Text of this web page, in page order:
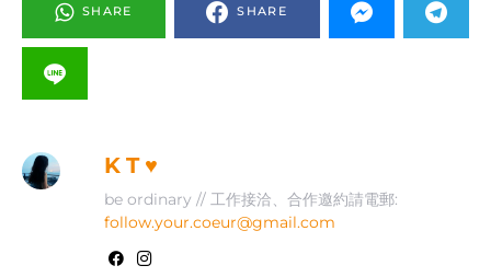
SHARE SHARE
K T ♥
be ordinary // 工作接洽、合作邀約請電郵:
follow.your.coeur@gmail.com